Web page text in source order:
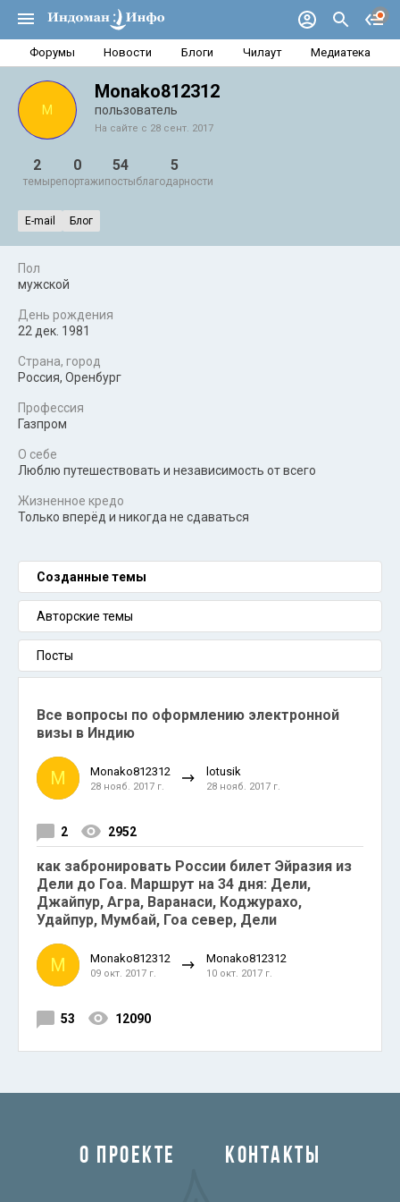
Форумы Новости Блоги Чилаут Медиатека
M
Monako812312
пользователь
На сайте с 28 сент. 2017
2
темы
0
репортажи
54
посты
5
благодарности
E-mail Блог
Пол
мужской
День рождения
22 дек. 1981
Страна, город
Россия, Оренбург
Профессия
Газпром
О себе
Люблю путешествовать и независимость от всего
Жизненное кредо
Только вперёд и никогда не сдаваться
Созданные темы
Авторские темы
Посты
Все вопросы по оформлению электронной
визы в Индию
M Monako812312
28 нояб. 2017 г.
lotusik
28 нояб. 2017 г.
2 2952
как забронировать России билет Эйразия из
Дели до Гоа. Маршрут на 34 дня: Дели,
Джайпур, Агра, Варанаси, Коджурахо,
Удайпур, Мумбай, Гоа север, Дели
M Monako812312
09 окт. 2017 г.
Monako812312
10 окт. 2017 г.
53 12090
О ПРОЕКТЕ КОНТАКТЫ